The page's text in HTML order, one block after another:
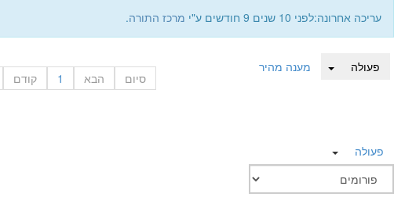
עריכה אחרונה:לפני 10 שנים 9 חודשים ע"י מרכז התורה.
מענה מהיר פעולה
קודם 1 הבא סיום
פעולה